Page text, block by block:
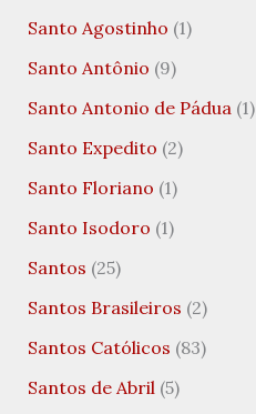
Santo Agostinho (1)
Santo Antônio (9)
Santo Antonio de Pádua (1)
Santo Expedito (2)
Santo Floriano (1)
Santo Isodoro (1)
Santos (25)
Santos Brasileiros (2)
Santos Católicos (83)
Santos de Abril (5)